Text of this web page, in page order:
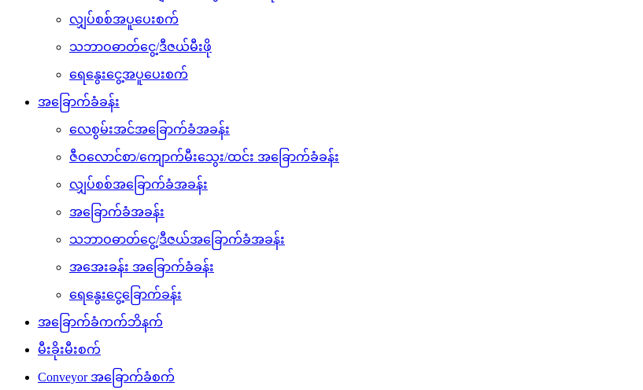
လျှပ်စစ်အပူပေးစက်
သဘာဝဓာတ်ငွေ့/ဒီဇယ်မီးဖို
ရေနွေးငွေ့အပူပေးစက်
အခြောက်ခံခန်း
လေစွမ်းအင်အခြောက်ခံအခန်း
ဇီဝလောင်စာ/ကျောက်မီးသွေး/ထင်း အခြောက်ခံခန်း
လျှပ်စစ်အခြောက်ခံအခန်း
အခြောက်ခံအခန်း
သဘာဝဓာတ်ငွေ့/ဒီဇယ်အခြောက်ခံအခန်း
အအေးခန်း အခြောက်ခံခန်း
ရေနွေးငွေ့ခြောက်ခန်း
အခြောက်ခံကက်ဘိနက်
မီးခိုးမီးစက်
Conveyor အခြောက်ခံစက်